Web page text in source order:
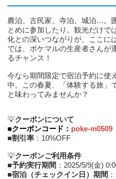
農泊、古民家、寺泊、城泊…。
とめに参加したり。観光だけで
化との深いつながりが、ここに
では、ポケマルの生産者さんが
るチャンス！
今なら期間限定で宿泊予約に使
中。この春夏、「体験する旅」
と味わってみませんか？
💡クーポンについて
■クーポンコード： poke-m0509
■割引率 ：10%OFF
💡クーポンご利用条件
■予約実行期間 ：2025/5/9(金)
■宿泊（チェックイン日）期間